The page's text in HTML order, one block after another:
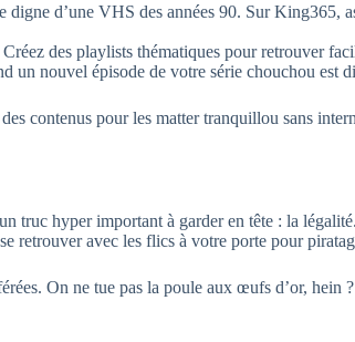
d’une VHS des années 90. Sur
des playlists thématiques pour retrouver
un nouvel épisode de votre série chouchou est
contenus pour les matter tranquillou sans
hyper important à garder en tête : la
retrouver avec les flics à votre porte pour
On ne tue pas la poule aux œufs d’or, hein